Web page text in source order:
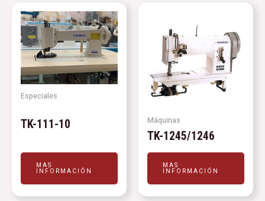
Especiales
TK-111-10
MAS
INFORMACIÓN
Máquinas
TK-1245/1246
MAS
INFORMACIÓN